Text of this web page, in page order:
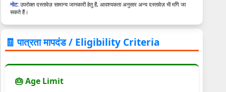
नोट:उपरोक्त दस्तावेज़ सामान्य जानकारी हेतु हैं, आवश्यकता अनुसार अन्य दस्तावेज़ भी माँगे जा
सकते हैं।
🧾 पात्रता मापदंड / Eligibility Criteria
🎂 Age Limit